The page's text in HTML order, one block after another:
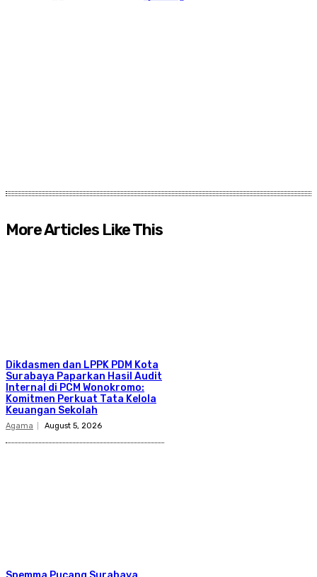
More Articles Like This
Dikdasmen dan LPPK PDM Kota
Surabaya Paparkan Hasil Audit
Internal di PCM Wonokromo:
Komitmen Perkuat Tata Kelola
Keuangan Sekolah
Agama August 5, 2026